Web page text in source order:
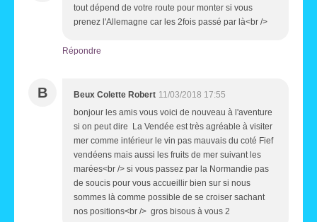
tout dépend de votre route pour monter si vous
prenez l'Allemagne car les 2fois passé par là<br />
Répondre
B Beux Colette Robert 11/03/2018 17:55
bonjour les amis vous voici de nouveau à l'aventure
si on peut dire La Vendée est très agréable à visiter
mer comme intérieur le vin pas mauvais du coté Fief
vendéens mais aussi les fruits de mer suivant les
marées<br /> si vous passez par la Normandie pas
de soucis pour vous accueillir bien sur si nous
sommes là comme possible de se croiser sachant
nos positions<br /> gros bisous à vous 2